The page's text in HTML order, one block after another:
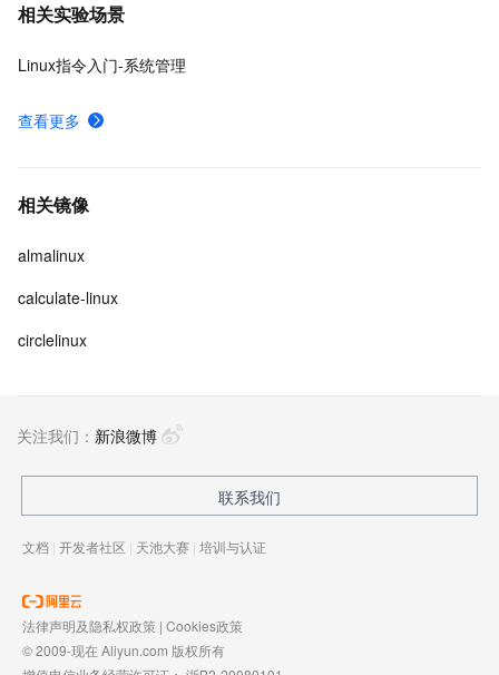
相关实验场景
Linux指令入门-系统管理
查看更多
相关镜像
almalinux
calculate-linux
circlelinux
关注我们： 新浪微博
联系我们
文档 | 开发者社区 | 天池大赛 | 培训与认证
法律声明及隐私权政策 | Cookies政策
© 2009-现在 Aliyun.com 版权所有